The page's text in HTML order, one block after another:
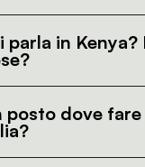
parla in Kenya?
posto dove